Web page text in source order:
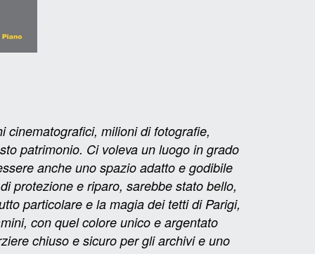
cinematografici, milioni di fotografie,
patrimonio. Ci voleva un luogo in grado
anche uno spazio adatto e godibile
protezione e riparo, sarebbe stato bello,
particolare e la magia dei tetti di Parigi,
con quel colore unico e argentato
chiuso e sicuro per gli archivi e uno